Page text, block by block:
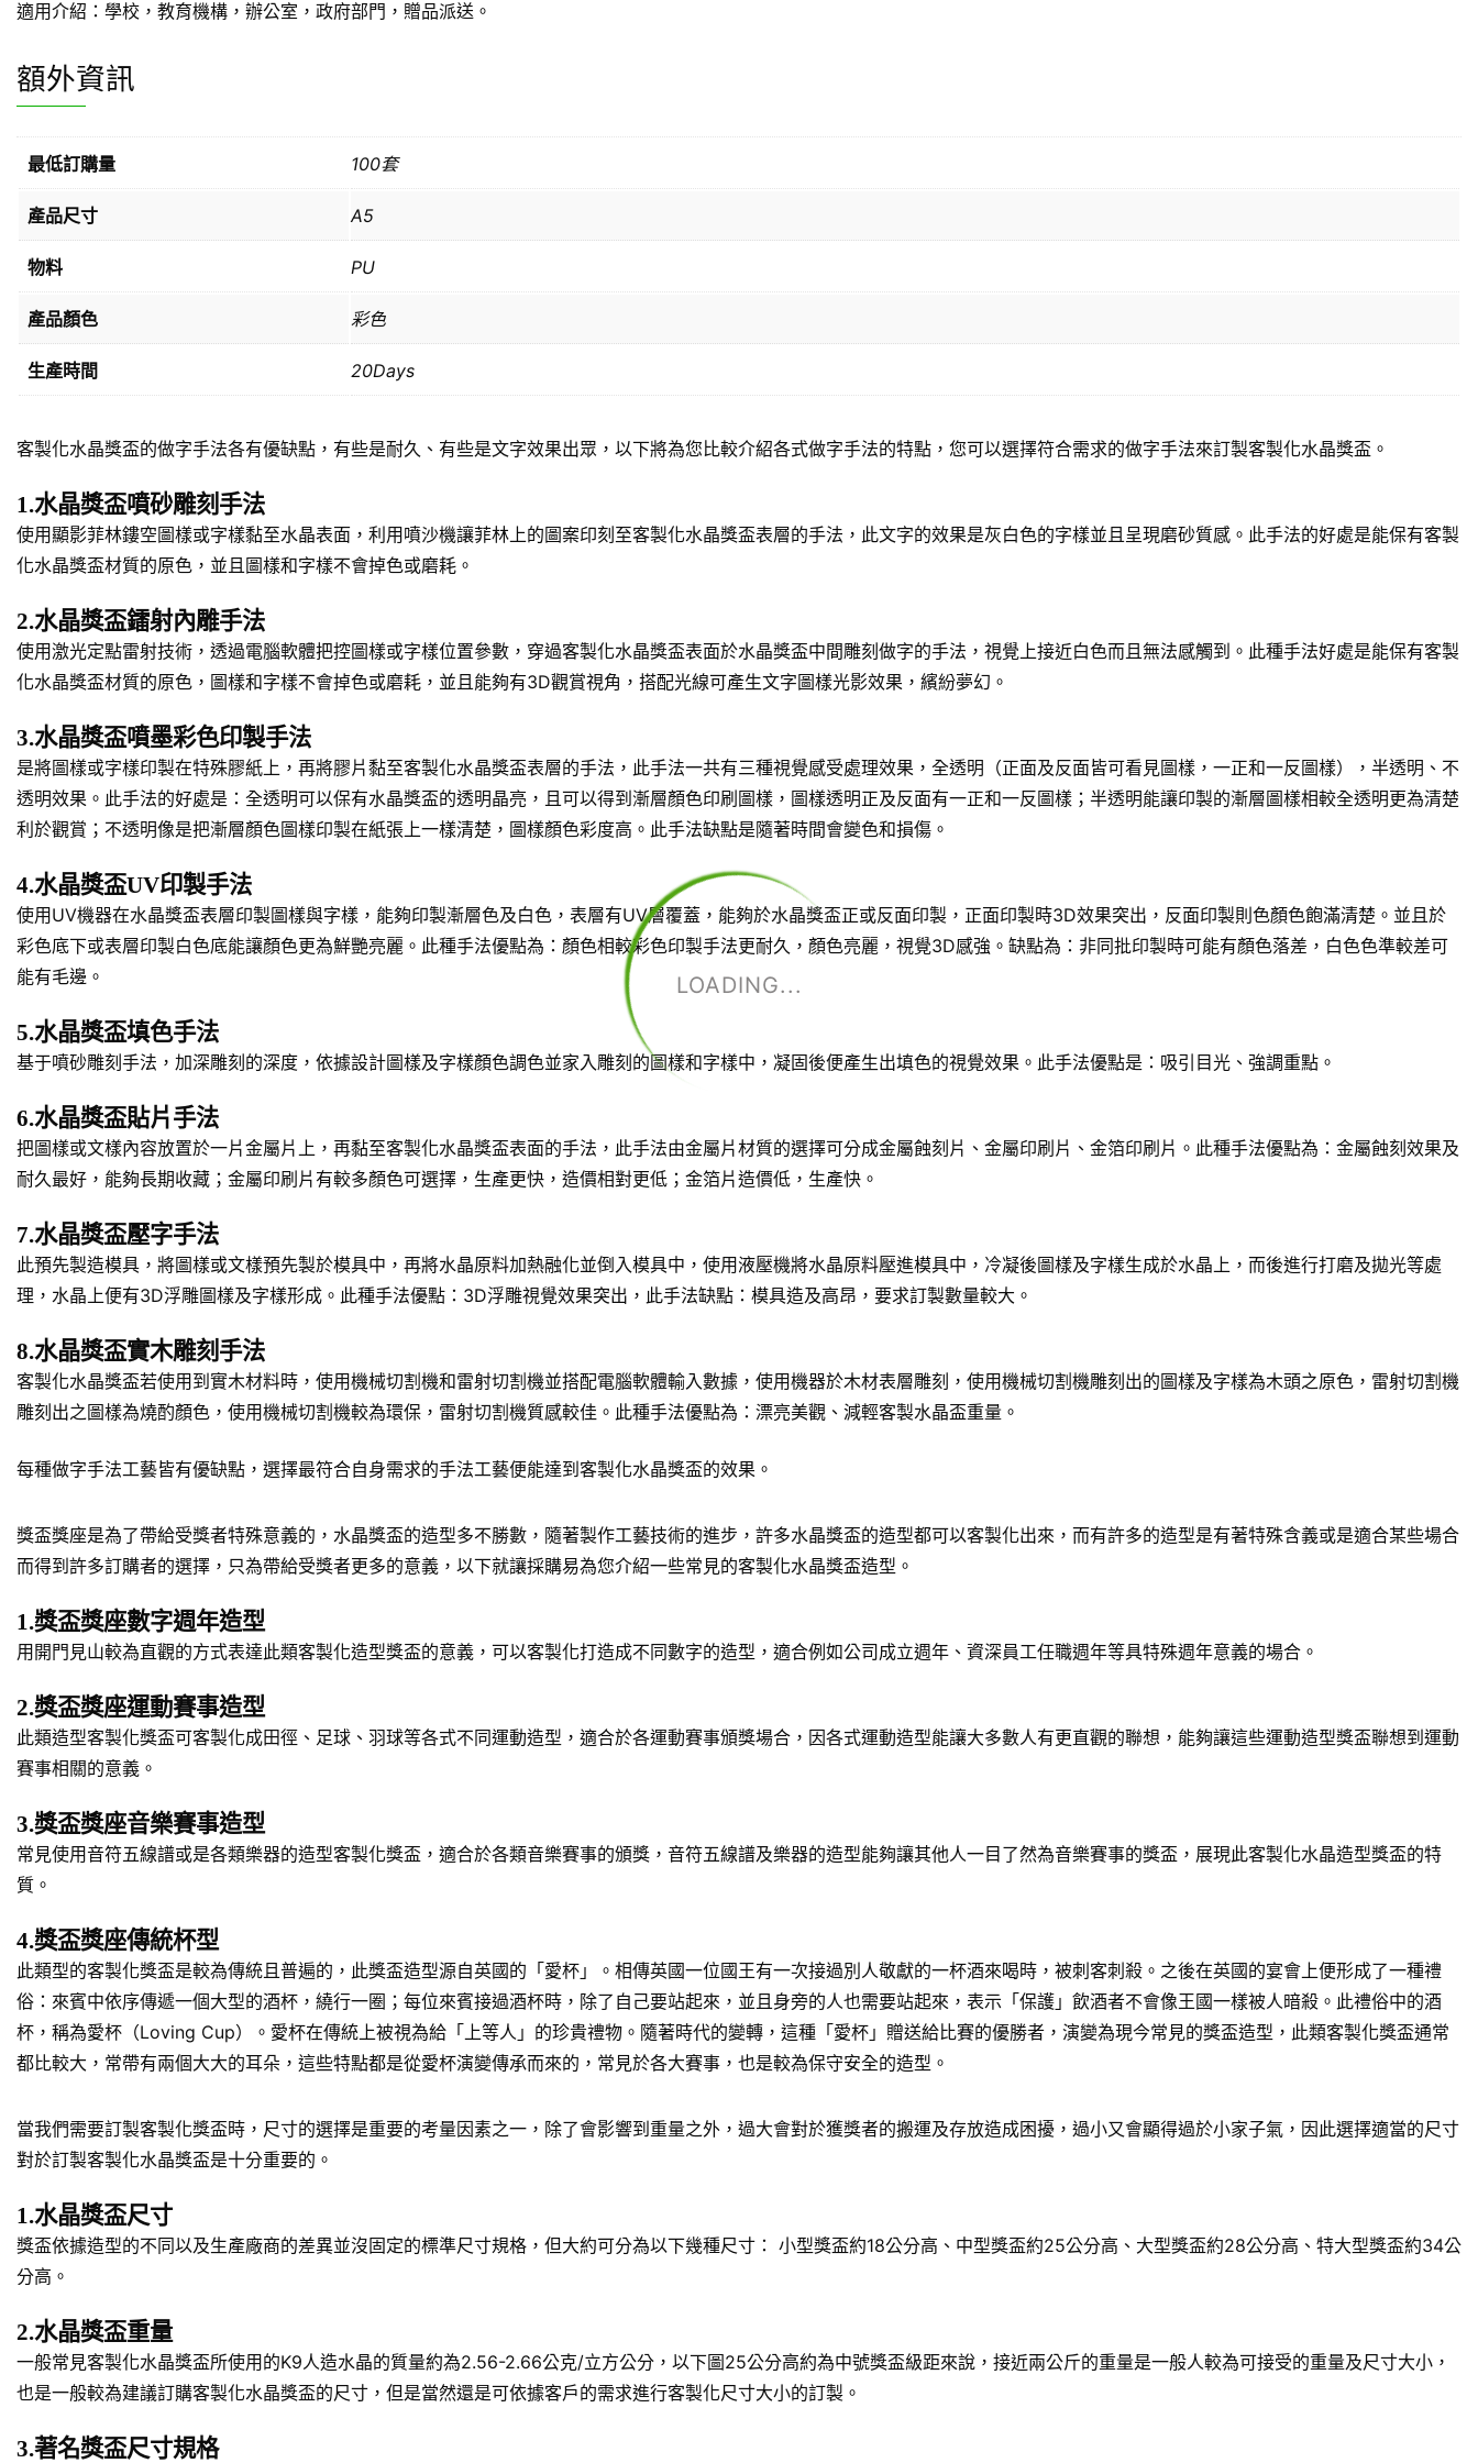
LOADING...
適用介紹：學校，教育機構，辦公室，政府部門，贈品派送。
額外資訊
最低訂購量 100套
產品尺寸 A5
物料 PU
產品顏色 彩色
生產時間 20Days
客製化水晶獎盃的做字手法各有優缺點，有些是耐久、有些是文字效果出眾，以下將為您比較介紹各式做字手法的特點，您可以選擇符合需求的做字手法來訂製客製化水晶獎盃。
1.水晶獎盃噴砂雕刻手法
使用顯影菲林鏤空圖樣或字樣黏至水晶表面，利用噴沙機讓菲林上的圖案印刻至客製化水晶獎盃表層的手法，此文字的效果是灰白色的字樣並且呈現磨砂質感。此手法的好處是能保有客製
化水晶獎盃材質的原色，並且圖樣和字樣不會掉色或磨耗。
2.水晶獎盃鐳射內雕手法
使用激光定點雷射技術，透過電腦軟體把控圖樣或字樣位置參數，穿過客製化水晶獎盃表面於水晶獎盃中間雕刻做字的手法，視覺上接近白色而且無法感觸到。此種手法好處是能保有客製
化水晶獎盃材質的原色，圖樣和字樣不會掉色或磨耗，並且能夠有3D觀賞視角，搭配光線可產生文字圖樣光影效果，繽紛夢幻。
3.水晶獎盃噴墨彩色印製手法
是將圖樣或字樣印製在特殊膠紙上，再將膠片黏至客製化水晶獎盃表層的手法，此手法一共有三種視覺感受處理效果，全透明（正面及反面皆可看見圖樣，一正和一反圖樣），半透明、不
透明效果。此手法的好處是：全透明可以保有水晶獎盃的透明晶亮，且可以得到漸層顏色印刷圖樣，圖樣透明正及反面有一正和一反圖樣；半透明能讓印製的漸層圖樣相較全透明更為清楚
利於觀賞；不透明像是把漸層顏色圖樣印製在紙張上一樣清楚，圖樣顏色彩度高。此手法缺點是隨著時間會變色和損傷。
4.水晶獎盃UV印製手法
使用UV機器在水晶獎盃表層印製圖樣與字樣，能夠印製漸層色及白色，表層有UV層覆蓋，能夠於水晶獎盃正或反面印製，正面印製時3D效果突出，反面印製則色顏色飽滿清楚。並且於
彩色底下或表層印製白色底能讓顏色更為鮮艷亮麗。此種手法優點為：顏色相較彩色印製手法更耐久，顏色亮麗，視覺3D感強。缺點為：非同批印製時可能有顏色落差，白色色準較差可
能有毛邊。
5.水晶獎盃填色手法
基于噴砂雕刻手法，加深雕刻的深度，依據設計圖樣及字樣顏色調色並家入雕刻的圖樣和字樣中，凝固後便產生出填色的視覺效果。此手法優點是：吸引目光、強調重點。
6.水晶獎盃貼片手法
把圖樣或文樣內容放置於一片金屬片上，再黏至客製化水晶獎盃表面的手法，此手法由金屬片材質的選擇可分成金屬蝕刻片、金屬印刷片、金箔印刷片。此種手法優點為：金屬蝕刻效果及
耐久最好，能夠長期收藏；金屬印刷片有較多顏色可選擇，生產更快，造價相對更低；金箔片造價低，生產快。
7.水晶獎盃壓字手法
此預先製造模具，將圖樣或文樣預先製於模具中，再將水晶原料加熱融化並倒入模具中，使用液壓機將水晶原料壓進模具中，冷凝後圖樣及字樣生成於水晶上，而後進行打磨及拋光等處
理，水晶上便有3D浮雕圖樣及字樣形成。此種手法優點：3D浮雕視覺效果突出，此手法缺點：模具造及高昂，要求訂製數量較大。
8.水晶獎盃實木雕刻手法
客製化水晶獎盃若使用到實木材料時，使用機械切割機和雷射切割機並搭配電腦軟體輸入數據，使用機器於木材表層雕刻，使用機械切割機雕刻出的圖樣及字樣為木頭之原色，雷射切割機
雕刻出之圖樣為燒酌顏色，使用機械切割機較為環保，雷射切割機質感較佳。此種手法優點為：漂亮美觀、減輕客製水晶盃重量。
每種做字手法工藝皆有優缺點，選擇最符合自身需求的手法工藝便能達到客製化水晶獎盃的效果。
獎盃獎座是為了帶給受獎者特殊意義的，水晶獎盃的造型多不勝數，隨著製作工藝技術的進步，許多水晶獎盃的造型都可以客製化出來，而有許多的造型是有著特殊含義或是適合某些場合
而得到許多訂購者的選擇，只為帶給受獎者更多的意義，以下就讓採購易為您介紹一些常見的客製化水晶獎盃造型。
1.獎盃獎座數字週年造型
用開門見山較為直觀的方式表達此類客製化造型獎盃的意義，可以客製化打造成不同數字的造型，適合例如公司成立週年、資深員工任職週年等具特殊週年意義的場合。
2.獎盃獎座運動賽事造型
此類造型客製化獎盃可客製化成田徑、足球、羽球等各式不同運動造型，適合於各運動賽事頒獎場合，因各式運動造型能讓大多數人有更直觀的聯想，能夠讓這些運動造型獎盃聯想到運動
賽事相關的意義。
3.獎盃獎座音樂賽事造型
常見使用音符五線譜或是各類樂器的造型客製化獎盃，適合於各類音樂賽事的頒獎，音符五線譜及樂器的造型能夠讓其他人一目了然為音樂賽事的獎盃，展現此客製化水晶造型獎盃的特
質。
4.獎盃獎座傳統杯型
此類型的客製化獎盃是較為傳統且普遍的，此獎盃造型源自英國的「愛杯」。相傳英國一位國王有一次接過別人敬獻的一杯酒來喝時，被刺客刺殺。之後在英國的宴會上便形成了一種禮
俗：來賓中依序傳遞一個大型的酒杯，繞行一圈；每位來賓接過酒杯時，除了自己要站起來，並且身旁的人也需要站起來，表示「保護」飲酒者不會像王國一樣被人暗殺。此禮俗中的酒
杯，稱為愛杯（Loving Cup）。愛杯在傳統上被視為給「上等人」的珍貴禮物。隨著時代的變轉，這種「愛杯」贈送給比賽的優勝者，演變為現今常見的獎盃造型，此類客製化獎盃通常
都比較大，常帶有兩個大大的耳朵，這些特點都是從愛杯演變傳承而來的，常見於各大賽事，也是較為保守安全的造型。
當我們需要訂製客製化獎盃時，尺寸的選擇是重要的考量因素之一，除了會影響到重量之外，過大會對於獲獎者的搬運及存放造成困擾，過小又會顯得過於小家子氣，因此選擇適當的尺寸
對於訂製客製化水晶獎盃是十分重要的。
1.水晶獎盃尺寸
獎盃依據造型的不同以及生產廠商的差異並沒固定的標準尺寸規格，但大約可分為以下幾種尺寸： 小型獎盃約18公分高、中型獎盃約25公分高、大型獎盃約28公分高、特大型獎盃約34公
分高。
2.水晶獎盃重量
一般常見客製化水晶獎盃所使用的K9人造水晶的質量約為2.56-2.66公克/立方公分，以下圖25公分高約為中號獎盃級距來說，接近兩公斤的重量是一般人較為可接受的重量及尺寸大小，
也是一般較為建議訂購客製化水晶獎盃的尺寸，但是當然還是可依據客戶的需求進行客製化尺寸大小的訂製。
3.著名獎盃尺寸規格